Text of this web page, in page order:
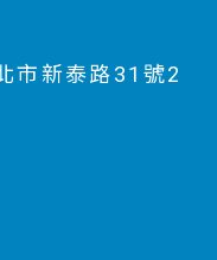
市新泰路31號2